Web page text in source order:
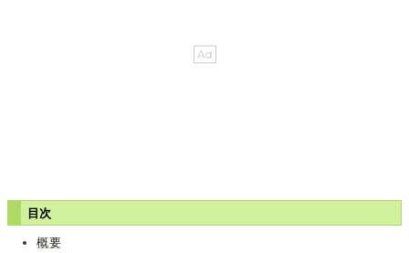
目次
概要